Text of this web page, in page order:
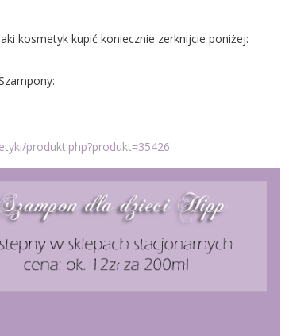
kosmetyk kupić koniecznie zerknijcie poniżej: